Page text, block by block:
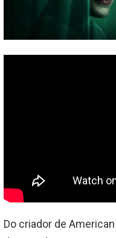
Do criador de